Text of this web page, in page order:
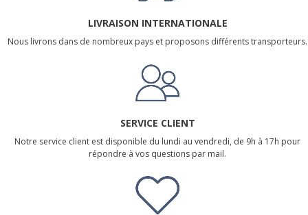
LIVRAISON INTERNATIONALE
Nous livrons dans de nombreux pays et proposons différents transporteurs.
SERVICE CLIENT
Notre service client est disponible du lundi au vendredi, de 9h à 17h pour
répondre à vos questions par mail.